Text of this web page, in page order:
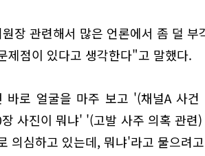
장 관련해서 많은 언론에서 좀 덜 부
제점이 있다고 생각한다"고 말했다.
바로 얼굴을 마주 보고 '(채널A 사건
사진이 뭐냐' '(고발 사주 의혹 관련
의심하고 있는데, 뭐냐'라고 물으려